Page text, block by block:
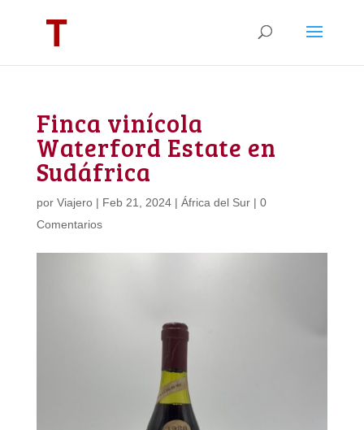
Finca vinícola
Waterford Estate en
Sudáfrica
por Viajero| Feb 21, 2024| África del Sur| 0
Comentarios